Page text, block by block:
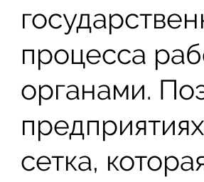
процесса
органами.
сетка,